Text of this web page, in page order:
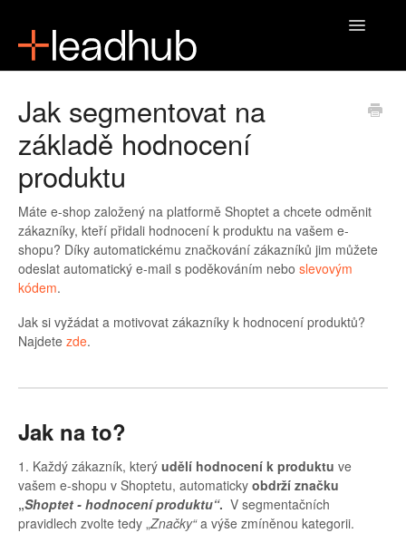
Toggle
Jak segmentovat na
základě hodnocení
produktu
Máte e-shop založený na platformě Shoptet a chcete odměnit
zákazníky, kteří přidali hodnocení k produktu na vašem e-
shopu? Díky automatickému značkování zákazníků jim můžete
odeslat automatický e-mail s poděkováním nebo slevovým
kódem.
Jak si vyžádat a motivovat zákazníky k hodnocení produktů?
Najdete zde.
Jak na to?
1. Každý zákazník, který udělí hodnocení k produktu ve
vašem e-shopu v Shoptetu, automaticky obdrží značku
„Shoptet - hodnocení produktu“. V segmentačních
pravidlech zvolte tedy „Značky“a výše zmíněnou kategorii.